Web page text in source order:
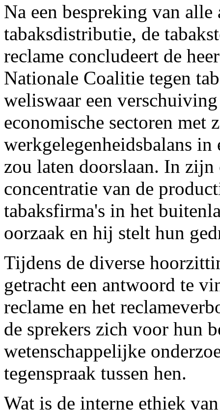
Na een bespreking van alle
tabaksdistributie, de
reclame concludeert de
Nationale Coalitie tegen
weliswaar een
economische sectoren met
werkgelegenheidsbalans
zou laten doorslaan. In
concentratie van de
tabaksfirma's in het
oorzaak en hij stelt hun
Tijdens de diverse
getracht een antwoord te
reclame en het
de sprekers zich voor hun
wetenschappelijke
tegenspraak tussen hen.
Wat is de interne ethiek